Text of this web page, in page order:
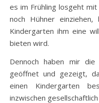
es im Frühling losgeht
noch Hühner
Kindergarten ihm eine
bieten wird.
Dennoch haben mir
geöffnet und gezeigt,
einen Kindergarten
inzwischen